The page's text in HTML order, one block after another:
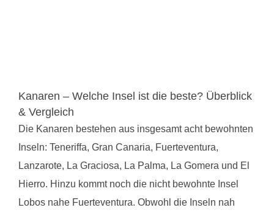
Kanaren – Welche Insel ist die beste? Überblick
& Vergleich
Die Kanaren bestehen aus insgesamt acht bewohnten
Inseln: Teneriffa, Gran Canaria, Fuerteventura,
Lanzarote, La Graciosa, La Palma, La Gomera und El
Hierro. Hinzu kommt noch die nicht bewohnte Insel
Lobos nahe Fuerteventura. Obwohl die Inseln nah